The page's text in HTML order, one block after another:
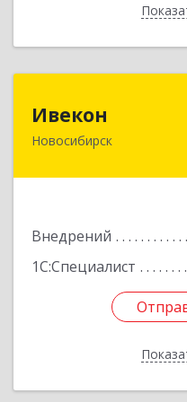
Ивекон
Новосибирск
Внедрений
1С:Специалист
630073,